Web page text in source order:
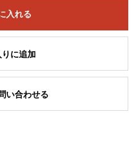
入れる
に追加
い合わせる